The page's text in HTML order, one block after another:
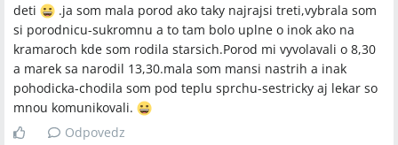
deti
.ja som mala porod ako taky najrajsi treti,vybrala som
si porodnicu-sukromnu a to tam bolo uplne o inok ako na
kramaroch kde som rodila starsich.Porod mi vyvolavali o 8,30
a marek sa narodil 13,30.mala som mansi nastrih a inak
pohodicka-chodila som pod teplu sprchu-sestricky aj lekar so
mnou komunikovali.
Odpovedz